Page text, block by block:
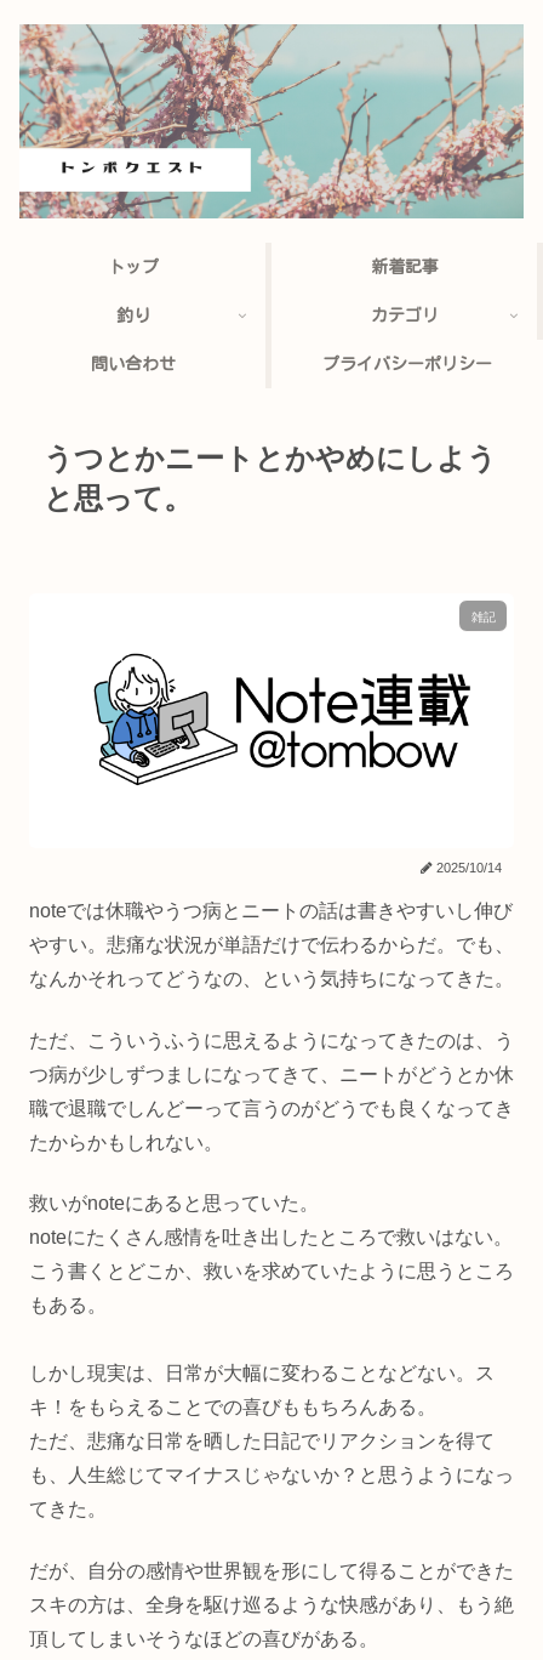
トップ 新着記事
釣り カテゴリ
問い合わせ プライバシーポリシー
うつとかニートとかやめにしよう
と思って。
雑記
2025/10/14
noteでは休職やうつ病とニートの話は書きやすいし伸び
やすい。悲痛な状況が単語だけで伝わるからだ。でも、
なんかそれってどうなの、という気持ちになってきた。
ただ、こういうふうに思えるようになってきたのは、う
つ病が少しずつましになってきて、ニートがどうとか休
職で退職でしんどーって言うのがどうでも良くなってき
たからかもしれない。
救いがnoteにあると思っていた。
noteにたくさん感情を吐き出したところで救いはない。
こう書くとどこか、救いを求めていたように思うところ
もある。
しかし現実は、日常が大幅に変わることなどない。ス
キ！をもらえることでの喜びももちろんある。
ただ、悲痛な日常を晒した日記でリアクションを得て
も、人生総じてマイナスじゃないか？と思うようになっ
てきた。
だが、自分の感情や世界観を形にして得ることができた
スキの方は、全身を駆け巡るような快感があり、もう絶
頂してしまいそうなほどの喜びがある。